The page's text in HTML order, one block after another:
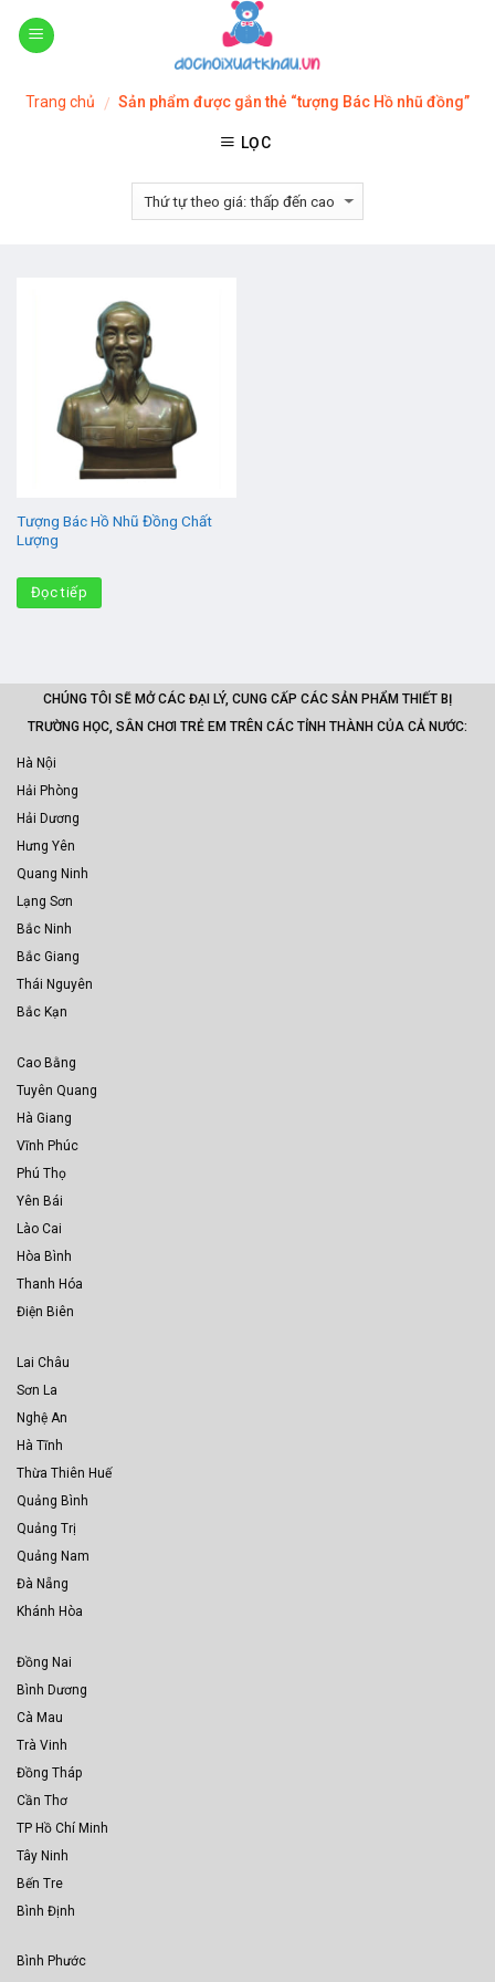
Skip
Trang chủ / Sản phẩm được gắn thẻ “tượng Bác Hồ nhũ đồng”
LỌC
Tượng Bác Hồ Nhũ Đồng Chất
Lượng
Đọc tiếp
CHÚNG TÔI SẼ MỞ CÁC ĐẠI LÝ, CUNG CẤP CÁC SẢN PHẨM THIẾT BỊ
TRƯỜNG HỌC, SÂN CHƠI TRẺ EM TRÊN CÁC TỈNH THÀNH CỦA CẢ NƯỚC:
Hà Nội
Hải Phòng
Hải Dương
Hưng Yên
Quang Ninh
Lạng Sơn
Bắc Ninh
Bắc Giang
Thái Nguyên
Bắc Kạn
Cao Bằng
Tuyên Quang
Hà Giang
Vĩnh Phúc
Phú Thọ
Yên Bái
Lào Cai
Hòa Bình
Thanh Hóa
Điện Biên
Lai Châu
Sơn La
Nghệ An
Hà Tĩnh
Thừa Thiên Huế
Quảng Bình
Quảng Trị
Quảng Nam
Đà Nẵng
Khánh Hòa
Đồng Nai
Bình Dương
Cà Mau
Trà Vinh
Đồng Tháp
Cần Thơ
TP Hồ Chí Minh
Tây Ninh
Bến Tre
Bình Định
Bình Phước